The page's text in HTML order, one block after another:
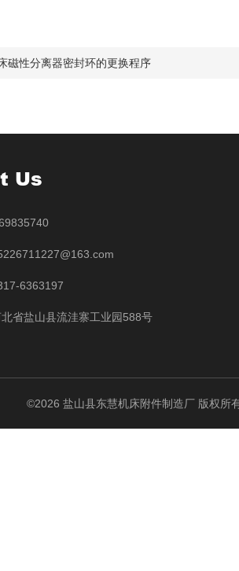
磁性分离器密封环的更换程序
Us
6363197
省盐山县流洼寨工业园588号
©2026 盐山县东慧机床附件制造厂 版权